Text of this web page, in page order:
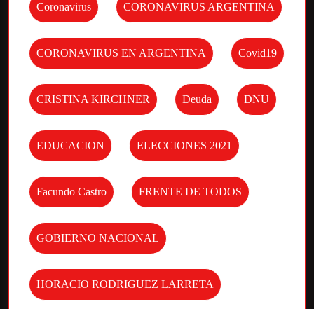
Coronavirus CORONAVIRUS ARGENTINA
CORONAVIRUS EN ARGENTINA Covid19
CRISTINA KIRCHNER Deuda DNU
EDUCACION ELECCIONES 2021
Facundo Castro FRENTE DE TODOS
GOBIERNO NACIONAL
HORACIO RODRIGUEZ LARRETA